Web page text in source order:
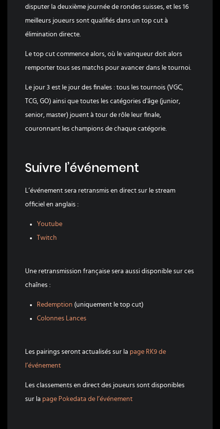
disputer la deuxième journée de rondes suisses, et les 16
meilleurs joueurs sont qualifiés dans un top cut à
élimination directe.
Le top cut commence alors, où le vainqueur doit alors
remporter tous ses matchs pour avancer dans le tournoi.
Le jour 3 est le jour des finales : tous les tournois (VGC,
TCG, GO) ainsi que toutes les catégories d'âge (junior,
senior, master) jouent à tour de rôle leur finale,
couronnant les champions de chaque catégorie.
Suivre l’événement
L’événement sera retransmis en direct sur le stream
officiel en anglais :
Youtube
Twitch
Une retransmission française sera aussi disponible sur ces
chaînes :
Redemption (uniquement le top cut)
Colonnes Lances
Les pairings seront actualisés sur la page RK9 de
l’événement
Les classements en direct des joueurs sont disponibles
sur la page Pokedata de l’événement